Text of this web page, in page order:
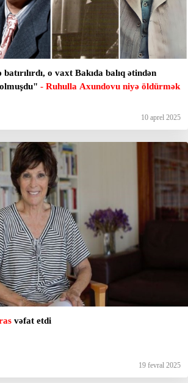
o vaxt Bakıda balıq ətindən
- Ruhulla Axundovu niyə öldürmək
10 aprel 2025
vəfat etdi
19 fevral 2025